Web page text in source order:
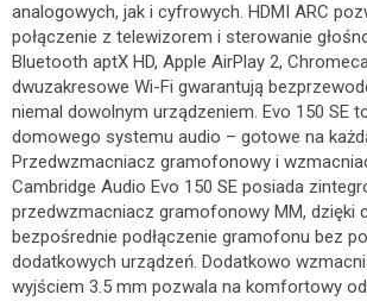
analogowych, jak i cyfrowych. HDMI ARC
połączenie z telewizorem i sterowanie
Bluetooth aptX HD, Apple AirPlay 2,
dwuzakresowe Wi-Fi gwarantują
niemal dowolnym urządzeniem. Evo 150 SE
domowego systemu audio – gotowe na
Przedwzmacniacz gramofonowy i
Cambridge Audio Evo 150 SE posiada
przedwzmacniacz gramofonowy MM, dzięki
bezpośrednie podłączenie gramofonu bez
dodatkowych urządzeń. Dodatkowo
wyjściem 3.5 mm pozwala na komfortowy